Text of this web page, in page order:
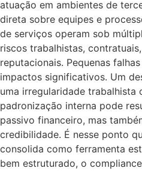
atuação em ambientes de
direta sobre equipes e
de serviços operam sob
riscos trabalhistas,
reputacionais. Pequenas
impactos significativos. Um
uma irregularidade trabalhista
padronização interna pode
passivo financeiro, mas
credibilidade. É nesse ponto
consolida como ferramenta
bem estruturado, o